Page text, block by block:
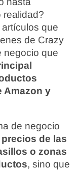
realidad?
que
de Crazy
negocio que
Amazon y
de negocio
de las
o zonas
, sino que